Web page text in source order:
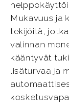
Mukavuus ja
tekijöitä,
valinnan
kääntyvät
lisäturvaa ja